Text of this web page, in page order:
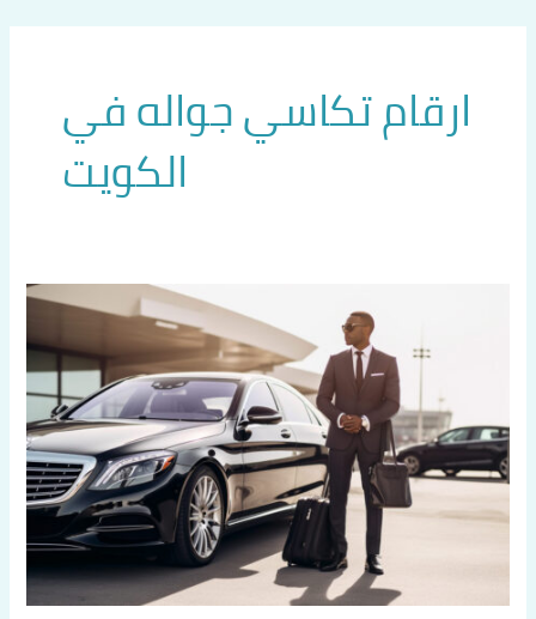
ارقام تكاسي جواله في
الكويت
اتصل
بنا
60036648